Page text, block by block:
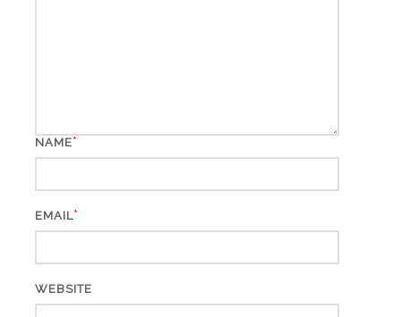
NAME*
EMAIL*
WEBSITE